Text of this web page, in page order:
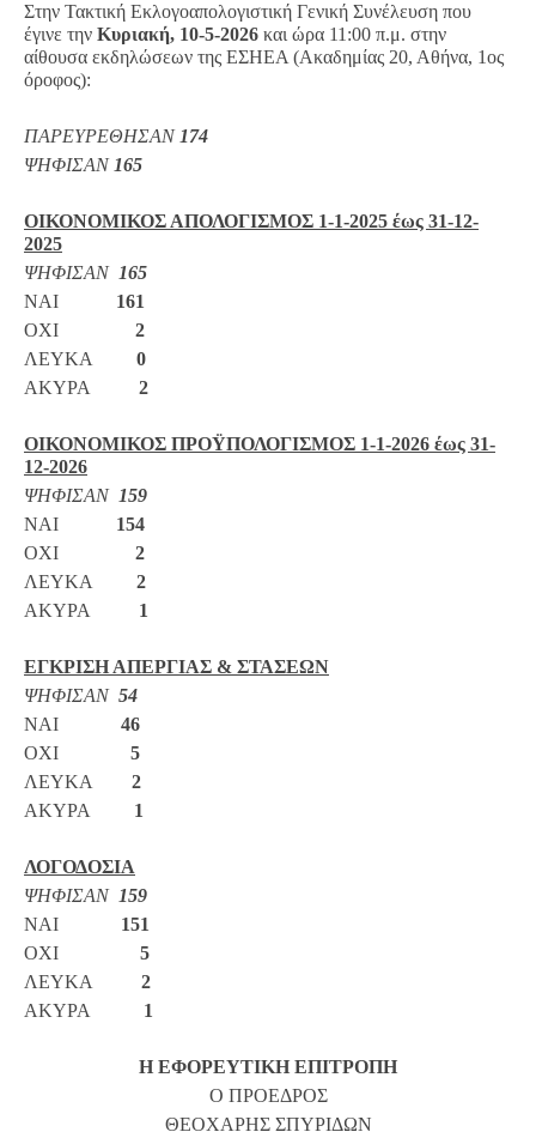
Στην Τακτική Εκλογοαπολογιστική Γενική Συνέλευση που
έγινε την Κυριακή, 10-5-2026 και ώρα 11:00 π.μ. στην
αίθουσα εκδηλώσεων της ΕΣΗΕΑ (Ακαδημίας 20, Αθήνα, 1ος
όροφος):
ΠΑΡΕΥΡΕΘΗΣΑΝ 174
ΨΗΦΙΣΑΝ165
ΟΙΚΟΝΟΜΙΚΟΣ ΑΠΟΛΟΓΙΣΜΟΣ 1-1-2025 έως 31-12-
2025
ΨΗΦΙΣΑΝ 165
ΝΑΙ 161
ΟΧΙ 2
ΛΕΥΚΑ 0
ΑΚΥΡΑ 2
ΟΙΚΟΝΟΜΙΚΟΣ ΠΡΟΫΠΟΛΟΓΙΣΜΟΣ 1-1-2026 έως 31-
12-2026
ΨΗΦΙΣΑΝ 159
ΝΑΙ 154
ΟΧΙ 2
ΛΕΥΚΑ 2
ΑΚΥΡΑ 1
ΕΓΚΡΙΣΗ ΑΠΕΡΓΙΑΣ & ΣΤΑΣΕΩΝ
ΨΗΦΙΣΑΝ 54
ΝΑΙ 46
ΟΧΙ 5
ΛΕΥΚΑ 2
ΑΚΥΡΑ 1
ΛΟΓΟΔΟΣΙΑ
ΨΗΦΙΣΑΝ 159
ΝΑΙ 151
ΟΧΙ 5
ΛΕΥΚΑ 2
ΑΚΥΡΑ 1
Η ΕΦΟΡΕΥΤΙΚΗ ΕΠΙΤΡΟΠΗ
Ο ΠΡΟΕΔΡΟΣ
ΘΕΟΧΑΡΗΣ ΣΠΥΡΙΔΩΝ